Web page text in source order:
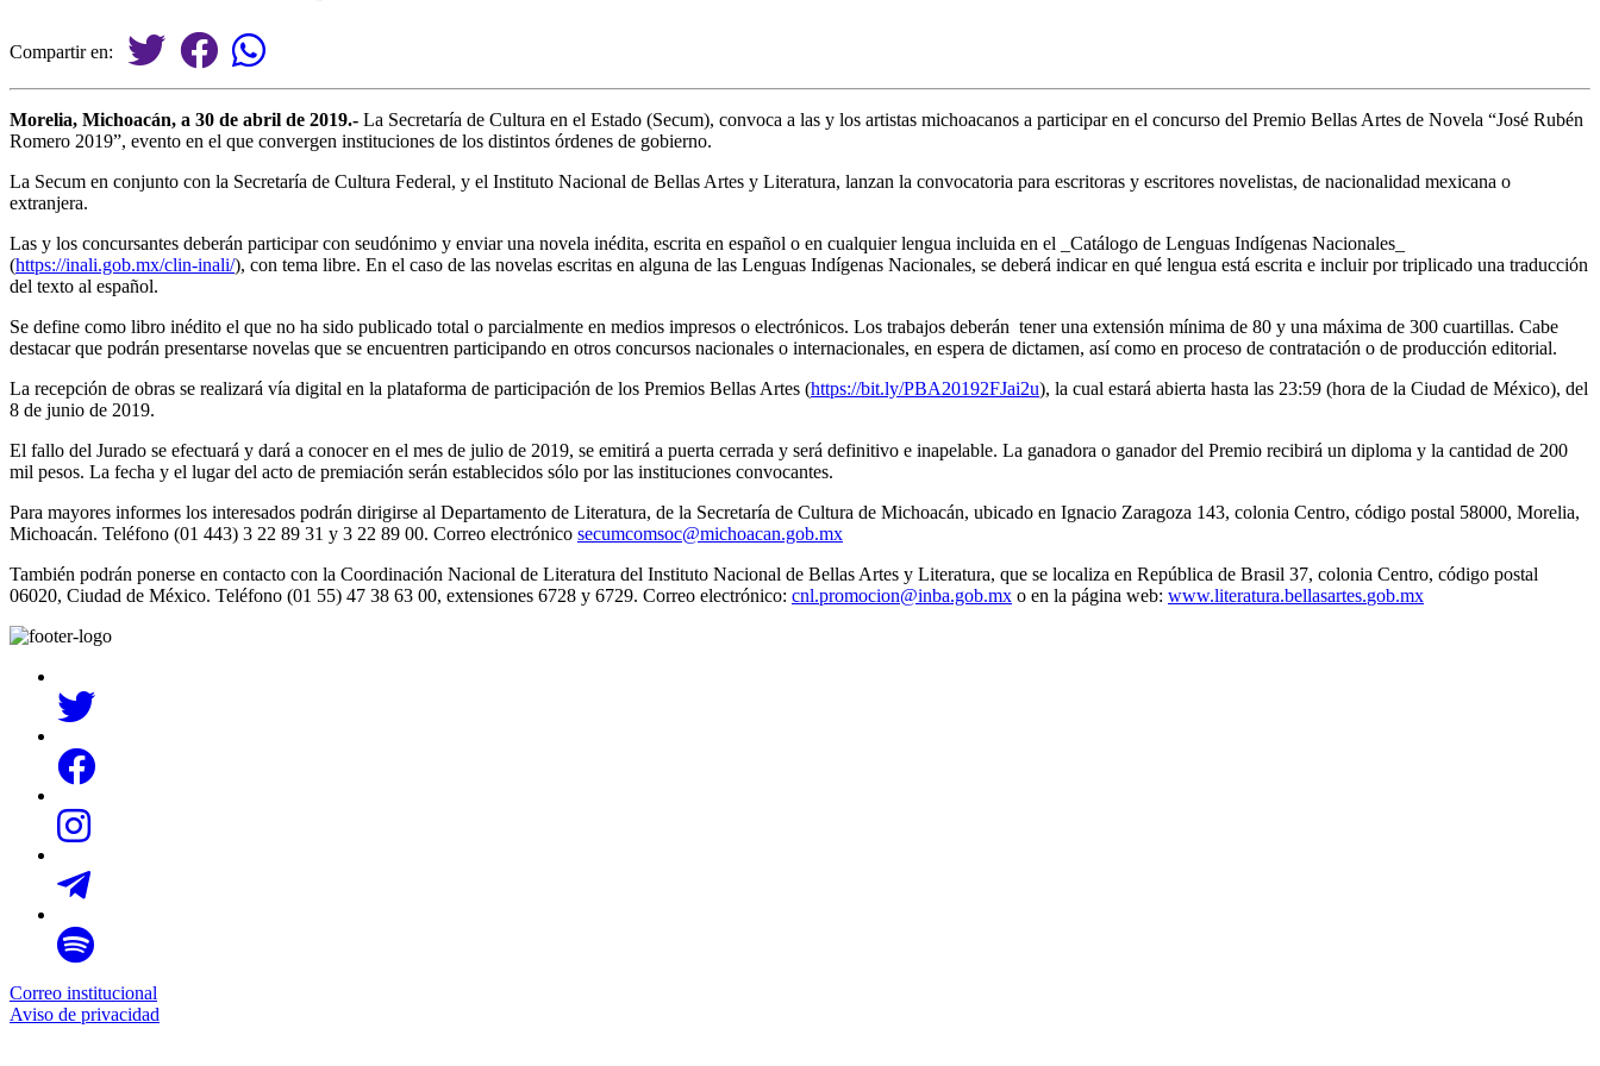
Compartir en:
Morelia, Michoacán, a 30 de abril de 2019.- La Secretaría de Cultura en el Estado (Secum), convoca a las y los artistas michoacanos a participar en el concurso del Premio Bellas Artes de Novela “José Rubén
Romero 2019”, evento en el que convergen instituciones de los distintos órdenes de gobierno.
La Secum en conjunto con la Secretaría de Cultura Federal, y el Instituto Nacional de Bellas Artes y Literatura, lanzan la convocatoria para escritoras y escritores novelistas, de nacionalidad mexicana o
extranjera.
Las y los concursantes deberán participar con seudónimo y enviar una novela inédita, escrita en español o en cualquier lengua incluida en el _Catálogo de Lenguas Indígenas Nacionales_
(https://inali.gob.mx/clin-inali/), con tema libre. En el caso de las novelas escritas en alguna de las Lenguas Indígenas Nacionales, se deberá indicar en qué lengua está escrita e incluir por triplicado una traducción
del texto al español.
Se define como libro inédito el que no ha sido publicado total o parcialmente en medios impresos o electrónicos. Los trabajos deberán tener una extensión mínima de 80 y una máxima de 300 cuartillas. Cabe
destacar que podrán presentarse novelas que se encuentren participando en otros concursos nacionales o internacionales, en espera de dictamen, así como en proceso de contratación o de producción editorial.
La recepción de obras se realizará vía digital en la plataforma de participación de los Premios Bellas Artes (https://bit.ly/PBA20192FJai2u), la cual estará abierta hasta las 23:59 (hora de la Ciudad de México), del
8 de junio de 2019.
El fallo del Jurado se efectuará y dará a conocer en el mes de julio de 2019, se emitirá a puerta cerrada y será definitivo e inapelable. La ganadora o ganador del Premio recibirá un diploma y la cantidad de 200
mil pesos. La fecha y el lugar del acto de premiación serán establecidos sólo por las instituciones convocantes.
Para mayores informes los interesados podrán dirigirse al Departamento de Literatura, de la Secretaría de Cultura de Michoacán, ubicado en Ignacio Zaragoza 143, colonia Centro, código postal 58000, Morelia,
Michoacán. Teléfono (01 443) 3 22 89 31 y 3 22 89 00. Correo electrónico secumcomsoc@michoacan.gob.mx
También podrán ponerse en contacto con la Coordinación Nacional de Literatura del Instituto Nacional de Bellas Artes y Literatura, que se localiza en República de Brasil 37, colonia Centro, código postal
06020, Ciudad de México. Teléfono (01 55) 47 38 63 00, extensiones 6728 y 6729. Correo electrónico: cnl.promocion@inba.gob.mx o en la página web: www.literatura.bellasartes.gob.mx
Correo institucional
Aviso de privacidad